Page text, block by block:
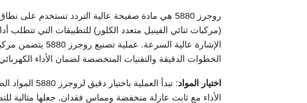
روجرز 5880 هي مادة صفيحة عالية التردد تستخدم
(مركبات ثنائي الفينيل متعدد الكلور) للتطبيقات التي تتطلب
الإشارة عالية
الخطوات الدقيقة والتقنيات المتخصصة لضمان الأداء
اختيار المواد
الأداء مع ثابت عازلة منخفضة ومماس فقدان, جعلها مثالية